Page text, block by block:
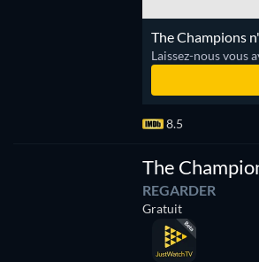
The Champions
Laissez-nous vous
8.5
The
REGARDER
Gratuit